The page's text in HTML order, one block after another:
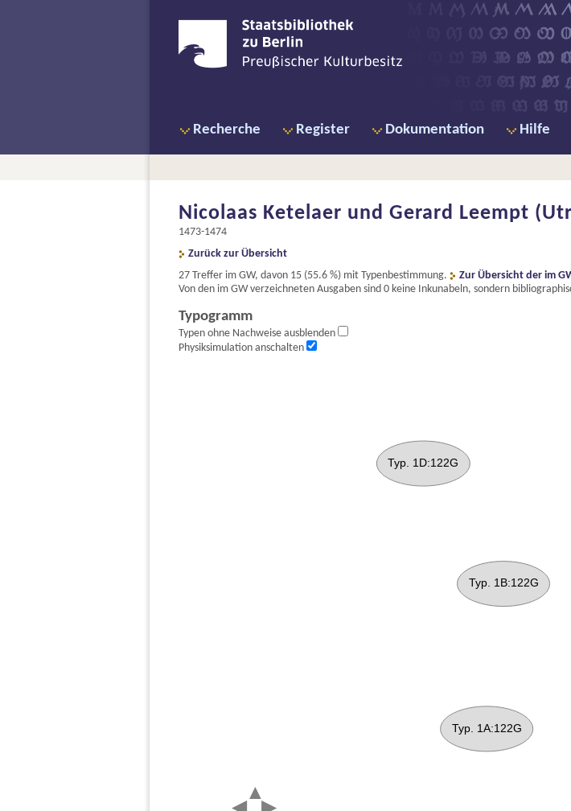
Recherche Register Dokumentation Hilfe
Nicolaas Ketelaer und Gerard Leempt
1473-1474
Zurück zur Übersicht
27 Treffer im GW, davon 15 (55.6 %) mit Typenbestimmung.
Zur Übersicht der im
Von den im GW verzeichneten Ausgaben sind 0 keine Inkunabeln, sondern
Typogramm
Typen ohne Nachweise ausblenden
Physiksimulation anschalten